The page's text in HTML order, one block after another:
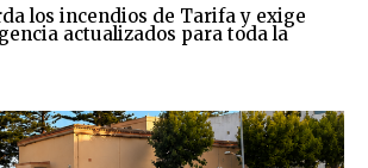
los incendios de Tarifa y exige
actualizados para toda la